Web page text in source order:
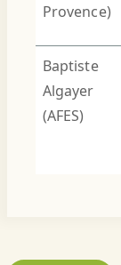
Provence)
Baptiste
Algayer
(AFES)